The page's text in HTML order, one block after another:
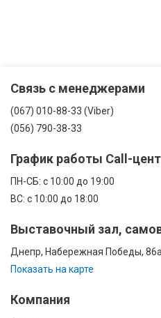
Связь с менеджерами
(067) 010-88-33 (Viber)
(056) 790-38-33
График работы Call-
ПН-CБ: с 10:00 до 19:00
ВС: с 10:00 до 18:00
Выставочный зал,
Днепр, Набережная Победы, 86а
Показать на карте
Компания